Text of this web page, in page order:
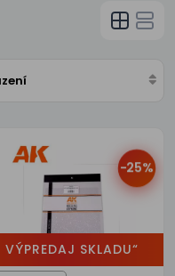
-25%
VÝPREDAJ SKLADU“